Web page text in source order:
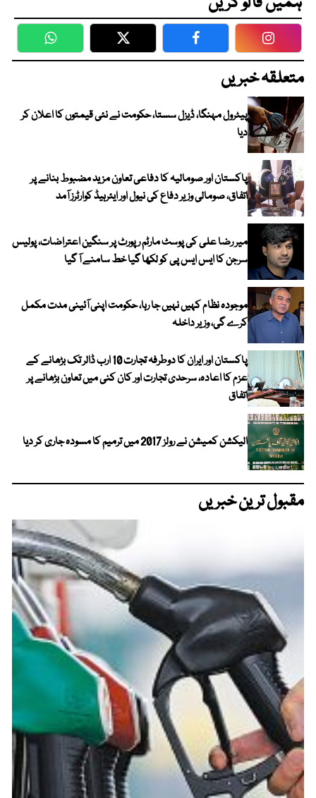
WhatsApp Twitter Facebook
متعلقہ خبریں
پیٹرول مہنگا، ڈیزل سستا، حکومت نے نئی قیمتوں کا اعلان کر
دیا
پاکستان اور صومالیہ کا دفاعی تعاون مزید مضبوط بنانے پر
اتفاق، صومالی وزیر دفاع کی نیول اور ایئرہیڈ کوارٹرز آمد
میر رضا علی کی پوسٹ مارٹم رپورٹ پر سنگین اعتراضات، پولیس
سرجن کا ایس ایس پی کو لکھا گیا خط سامنے آ گیا
موجودہ نظام کہیں نہیں جا رہا، حکومت اپنی آئینی مدت مکمل
کرے گی، وزیر داخلہ
پاکستان اور ایران کا دوطرفہ تجارت 10 ارب ڈالر تک بڑھانے کے
عزم کا اعادہ، سرحدی تجارت اور کان کنی میں تعاون بڑھانے پر
اتفاق
الیکشن کمیشن نے رولز 2017 میں ترمیم کا مسودہ جاری کر دیا
مقبول ترین خبریں